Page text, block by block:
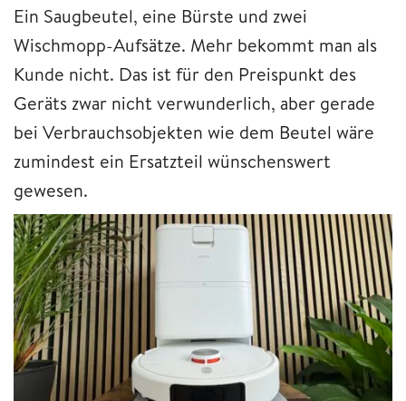
Ein Saugbeutel, eine Bürste und zwei
Wischmopp-Aufsätze. Mehr bekommt man als
Kunde nicht. Das ist für den Preispunkt des
Geräts zwar nicht verwunderlich, aber gerade
bei Verbrauchsobjekten wie dem Beutel wäre
zumindest ein Ersatzteil wünschenswert
gewesen.